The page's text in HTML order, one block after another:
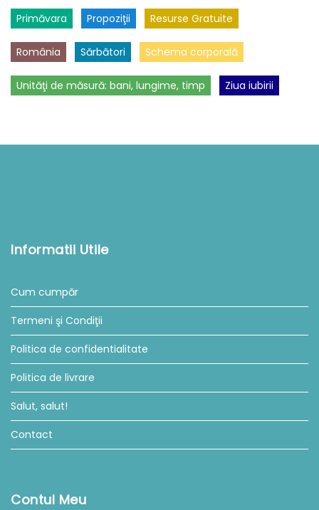
Primăvara Propoziţii Resurse Gratuite
România Sărbători Schema corporală
Unităţi de măsură: bani, lungime, timp Ziua iubirii
Informatii Utile
Cum cumpăr
Termeni şi Condiţii
Politica de confidentialitate
Politica de livrare
Salut, salut!
Contact
Contul Meu